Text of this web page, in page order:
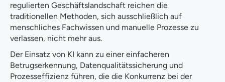
regulierten Geschäftslandschaft reichen die
traditionellen Methoden, sich ausschließlich auf
menschliches Fachwissen und manuelle Prozesse zu
verlassen, nicht mehr aus.
Der Einsatz von KI kann zu einer einfacheren
Betrugserkennung, Datenqualitätssicherung und
Prozesseffizienz führen, die die Konkurrenz bei der